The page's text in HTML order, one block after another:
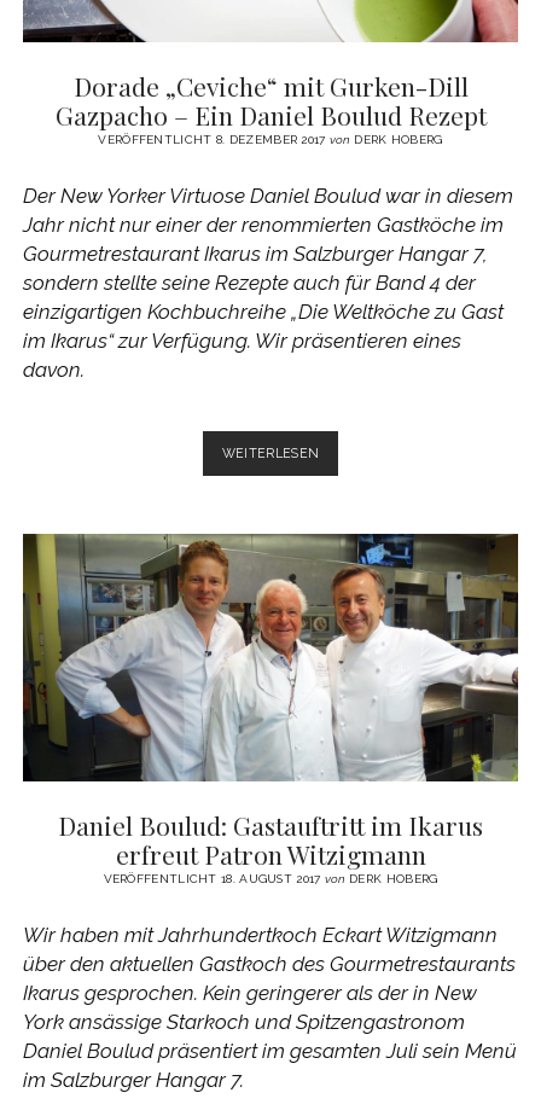
Dorade „Ceviche“ mit Gurken-Dill
Gazpacho – Ein Daniel Boulud Rezept
VERÖFFENTLICHT 8. DEZEMBER 2017 von DERK HOBERG
Der New Yorker Virtuose Daniel Boulud war in diesem
Jahr nicht nur einer der renommierten Gastköche im
Gourmetrestaurant Ikarus im Salzburger Hangar 7,
sondern stellte seine Rezepte auch für Band 4 der
einzigartigen Kochbuchreihe „Die Weltköche zu Gast
im Ikarus“ zur Verfügung. Wir präsentieren eines
davon.
WEITERLESEN
„CEVICHE“
DILL
GAZPACHO
EIN
DANIEL
BOULUD
REZEPT
Daniel Boulud: Gastauftritt im Ikarus
erfreut Patron Witzigmann
VERÖFFENTLICHT 18. AUGUST 2017 von DERK HOBERG
Wir haben mit Jahrhundertkoch Eckart Witzigmann
über den aktuellen Gastkoch des Gourmetrestaurants
Ikarus gesprochen. Kein geringerer als der in New
York ansässige Starkoch und Spitzengastronom
Daniel Boulud präsentiert im gesamten Juli sein Menü
im Salzburger Hangar 7.